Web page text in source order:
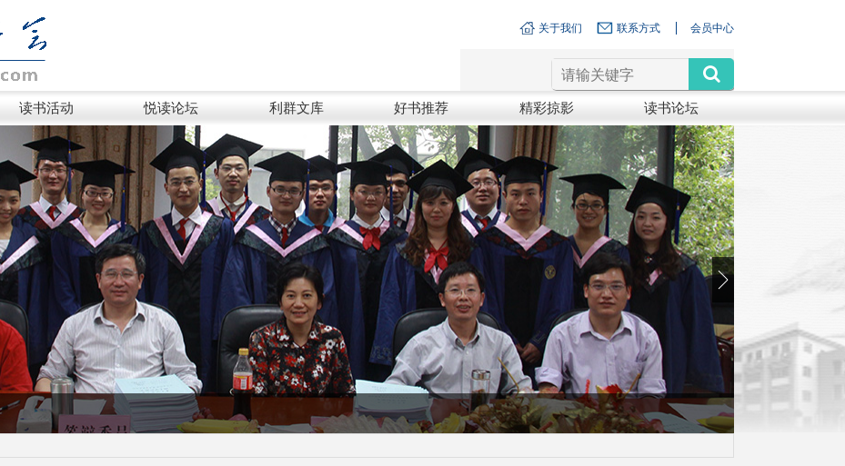
会员中心
联系方式
关于我们
读书活动 悦读论坛 利群文库 好书推荐 精彩掠影 读书论坛